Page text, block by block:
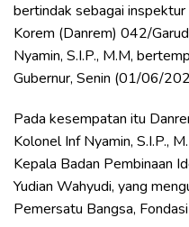
bertindak sebagai inspektur
Korem (Danrem) 042/
Nyamin, S.I.P., M.M,
Gubernur, Senin (01/06/
Pada kesempatan itu
Kolonel Inf Nyamin, S.I.P.,
Kepala Badan Pembinaan
Yudian Wahyudi, yang
Pemersatu Bangsa,